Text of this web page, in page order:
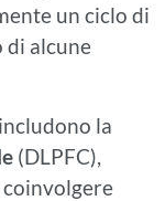
un ciclo di
di alcune
la
(DLPFC),